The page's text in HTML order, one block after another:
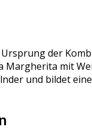
der
Margherita mit
und bildet